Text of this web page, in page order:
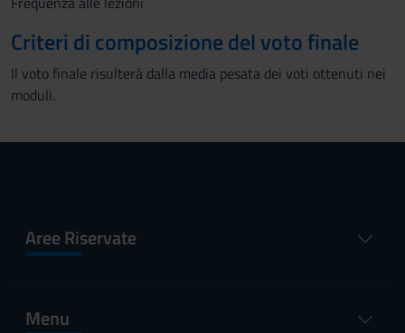
Criteri di composizione del voto finale
Il voto finale risulterà dalla media pesata dei voti ottenuti nei
moduli.
Aree Riservate
Menu